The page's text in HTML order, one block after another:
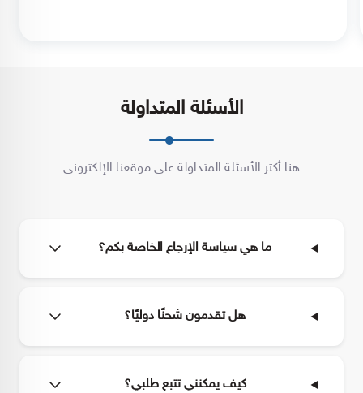
الأسئلة المتداولة
هنا أكثر الأسئلة المتداولة على موقعنا الإلكتروني
ما هي سياسة الإرجاع الخاصة بكم؟
هل تقدمون شحنًا دوليًا؟
كيف يمكنني تتبع طلبي؟